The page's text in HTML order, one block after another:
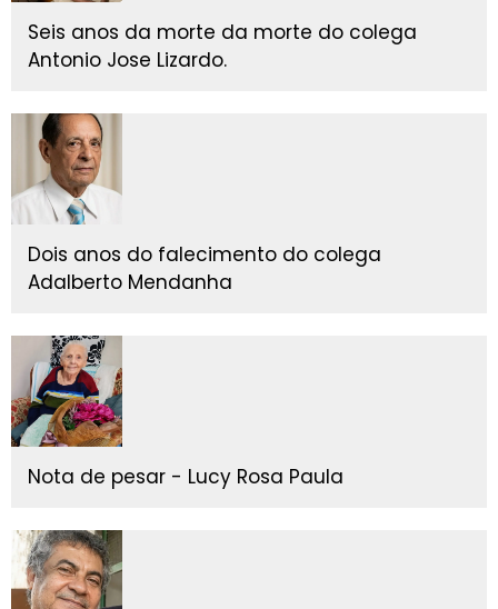
Seis anos da morte da morte do colega
Antonio Jose Lizardo.
Dois anos do falecimento do colega
Adalberto Mendanha
Nota de pesar - Lucy Rosa Paula